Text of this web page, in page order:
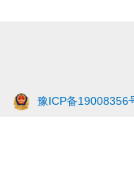
豫ICP备19008356